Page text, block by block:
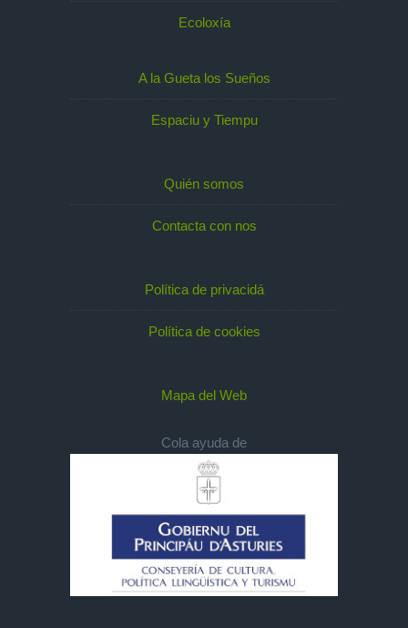
Ecoloxía
A la Gueta los Sueños
Espaciu y Tiempu
Quién somos
Contacta con nos
Política de privacidá
Política de cookies
Mapa del Web
Cola ayuda de